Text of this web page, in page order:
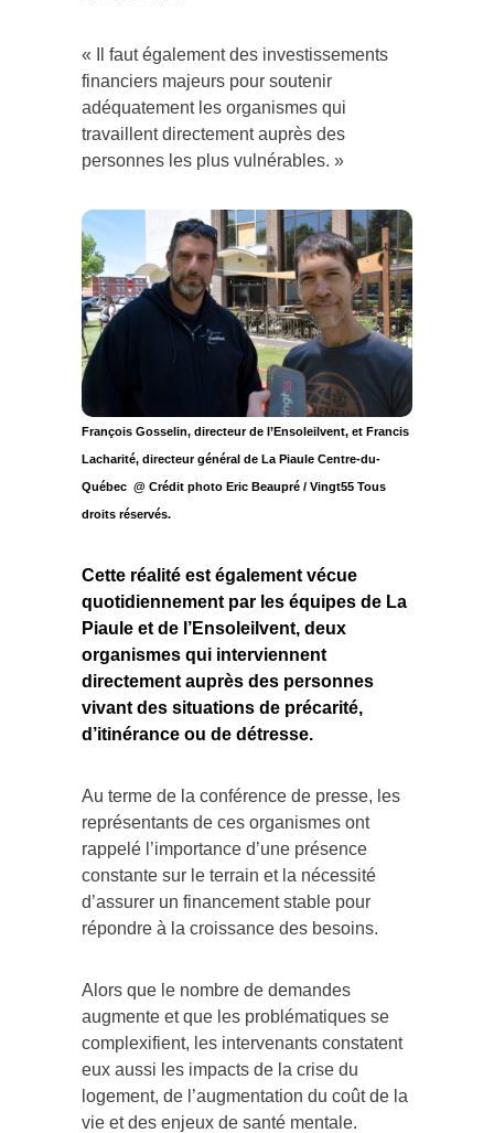
« Il faut également des investissements
financiers majeurs pour soutenir
adéquatement les organismes qui
travaillent directement auprès des
personnes les plus vulnérables. »
François Gosselin, directeur de l’Ensoleilvent, et Francis
Lacharité, directeur général de La Piaule Centre-du-
Québec @ Crédit photo Eric Beaupré / Vingt55 Tous
droits réservés.
Cette réalité est également vécue
quotidiennement par les équipes de La
Piaule et de l’Ensoleilvent, deux
organismes qui interviennent
directement auprès des personnes
vivant des situations de précarité,
d’itinérance ou de détresse.
Au terme de la conférence de presse, les
représentants de ces organismes ont
rappelé l’importance d’une présence
constante sur le terrain et la nécessité
d’assurer un financement stable pour
répondre à la croissance des besoins.
Alors que le nombre de demandes
augmente et que les problématiques se
complexifient, les intervenants constatent
eux aussi les impacts de la crise du
logement, de l’augmentation du coût de la
vie et des enjeux de santé mentale.